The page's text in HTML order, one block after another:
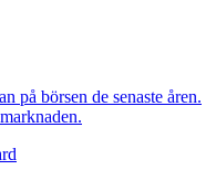
på börsen de senaste åren.